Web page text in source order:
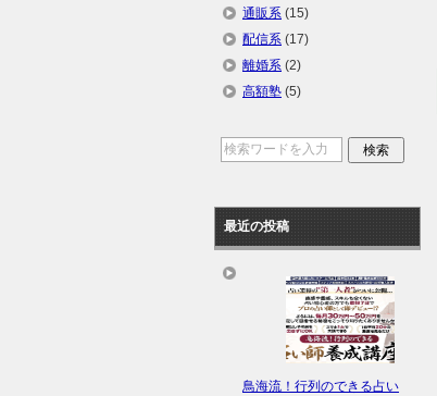
通販系 (15)
配信系 (17)
離婚系 (2)
高額塾 (5)
最近の投稿
鳥海流！行列のできる占い